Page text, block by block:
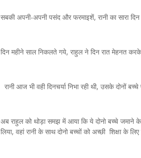
सबकी अपनी-अपनी पसंद और फरमाइशें, रानी का सारा
दिन महीने साल निकलते गये, राहुल ने दिन रात मेहनत
रानी आज भी वही दिनचर्या निभा रही थी, उसके दोनों
अब राहुल को थोड़ा समझ में आया कि ये दोनो बच्चे जमाने
लिया, वहां रानी के साथ दोनो बच्चों को अच्छी शिक्षा के
,